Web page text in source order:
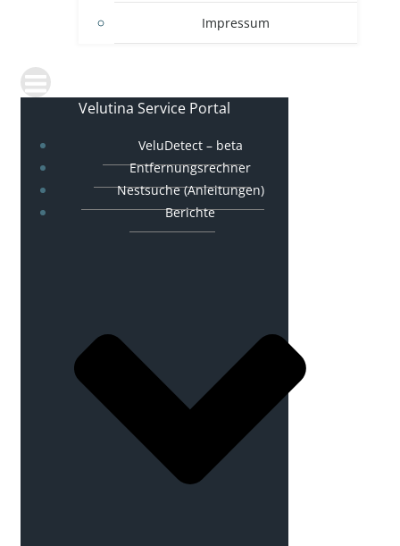
Impressum
Velutina Service Portal
VeluDetect – beta
Entfernungsrechner
Nestsuche (Anleitungen)
Berichte